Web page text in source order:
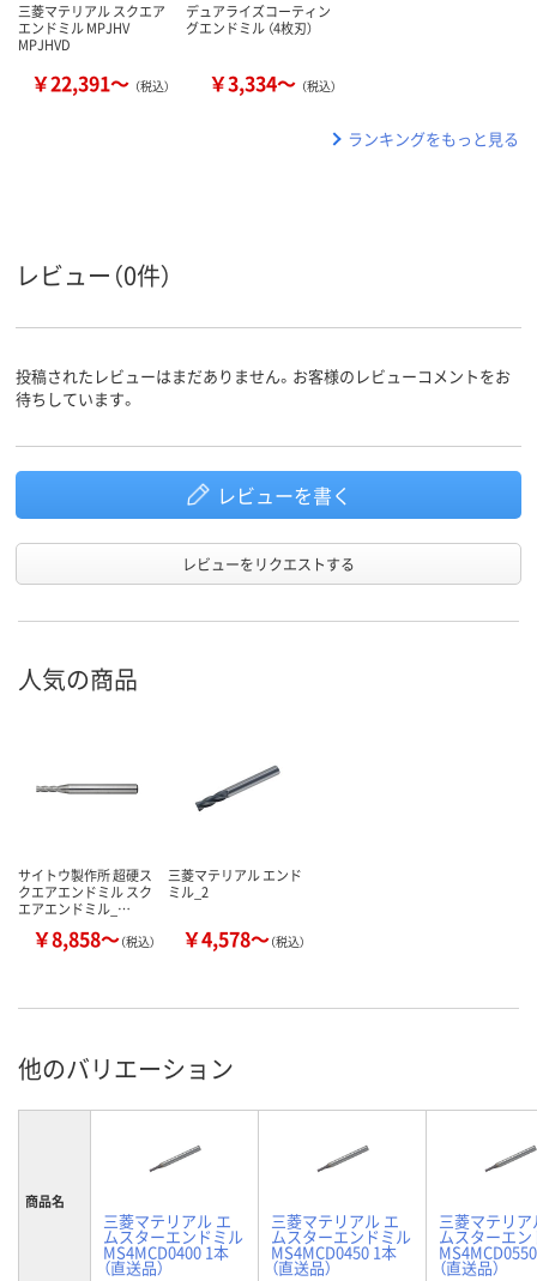
三菱マテリアル スクエア
エンドミル MPJHV
MPJHVD
￥22,391～ （税込）
デュアライズコーティン
グエンドミル （4枚刃）
￥3,334～ （税込）
ランキングをもっと見る
レビュー（0件）
投稿されたレビューはまだありません。お客様のレビューコメントをお
待ちしています。
レビューを書く
レビューをリクエストする
人気の商品
サイトウ製作所 超硬ス
クエアエンドミル スク
エアエンドミル_…
￥8,858～（税込）
三菱マテリアル エンド
ミル_2
￥4,578～（税込）
他のバリエーション
商品名
三菱マテリアル エ
ムスターエンドミル
MS4MCD0400 1本
（直送品）
三菱マテリアル エ
ムスターエンドミル
MS4MCD0450 1本
（直送品）
三菱マテリア
ムスターエ
（直送品）